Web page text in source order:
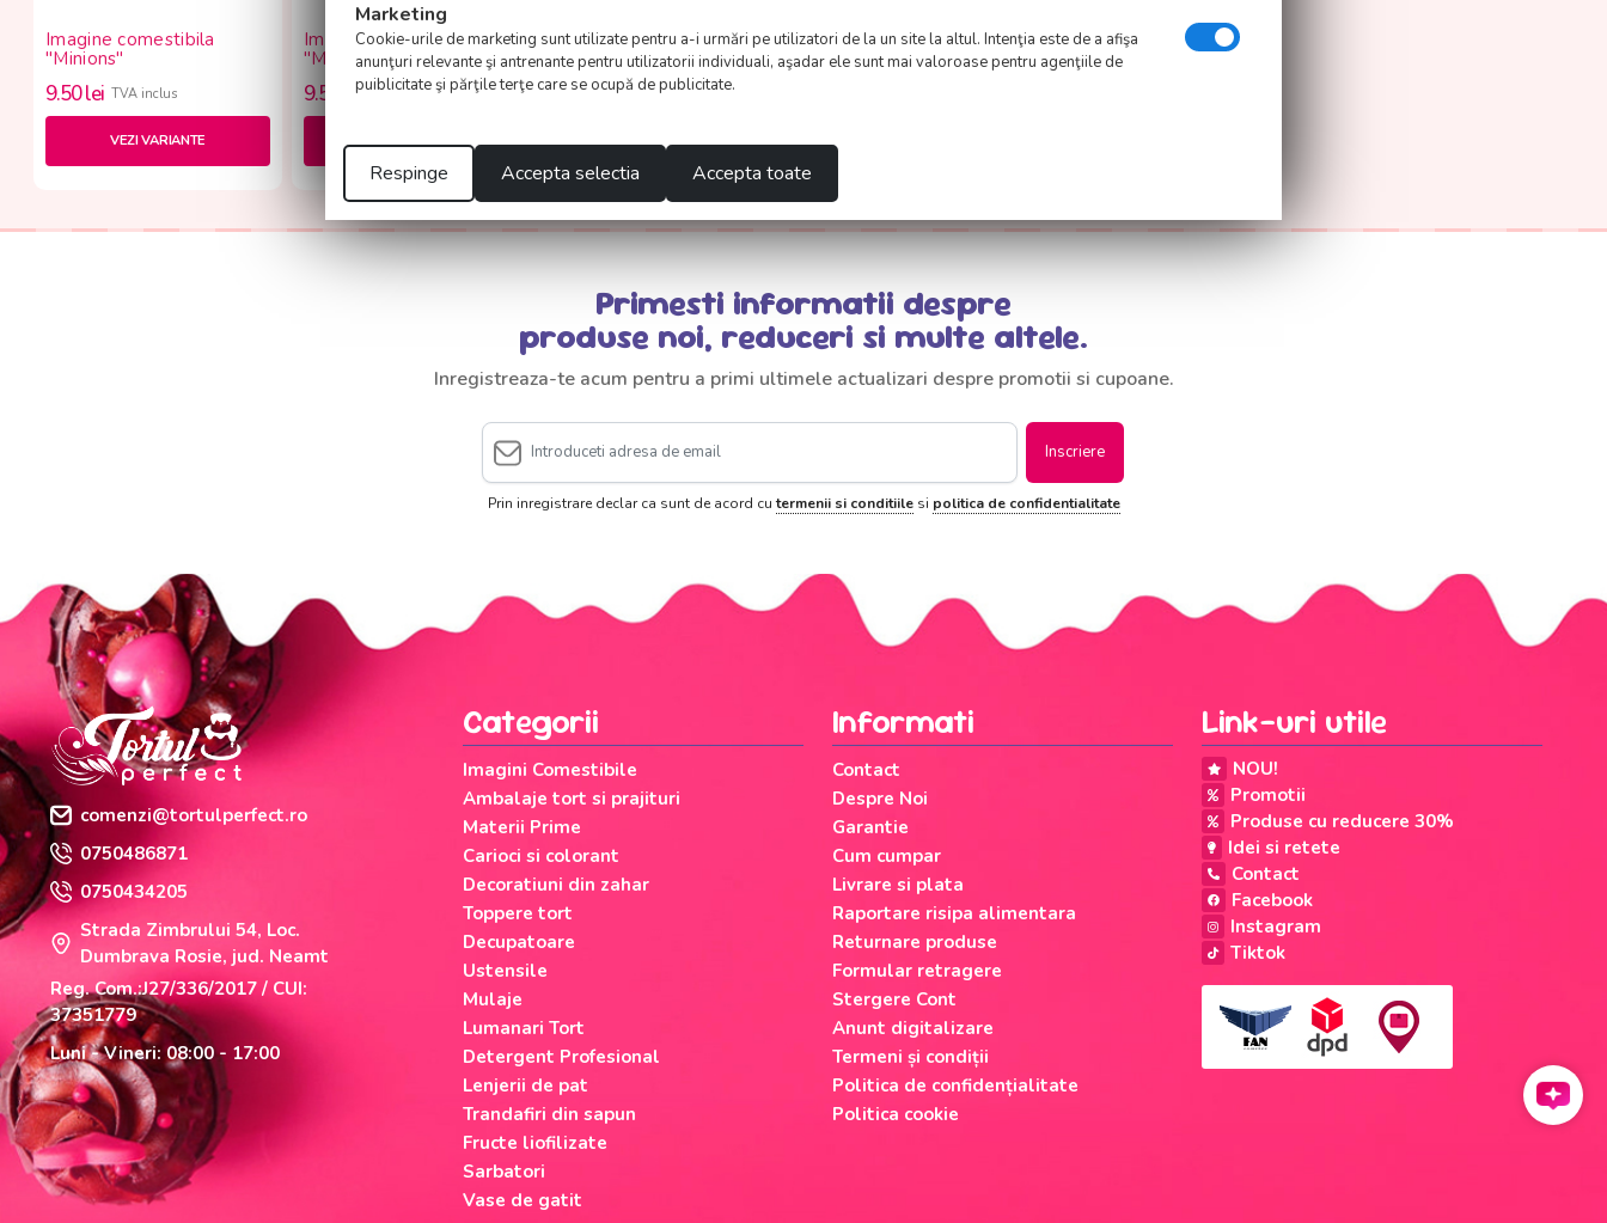
Imagine comestibila
"Minions"
9.50lei TVA inclus
VEZI VARIANTE
Imagine comestibila
"Minions"
9.50 lei TVA inclus
VEZI VARIANTE
Imagine comestibila
"Minions"
9.50lei TVA inclus
VEZI VARIANTE
Imagine comestibila
"Minions"
Primesti informatii despre
produse noi, reduceri si multe altele.
Inregistreaza-te acum pentru a primi ultimele actualizari despre promotii si cupoane.
Inscriere
Prin inregistrare declar ca sunt de acord cutermenii si conditiilesi politica de confidentialitate
comenzi@tortulperfect.ro
0750486871
0750434205
Strada Zimbrului 54, Loc.
Dumbrava Rosie, jud. Neamt
Reg. Com.:J27/336/2017 / CUI:
37351779
Luni - Vineri: 08:00 - 17:00
Categorii
Imagini Comestibile
Ambalaje tort si prajituri
Materii Prime
Carioci si colorant
Decoratiuni din zahar
Toppere tort
Decupatoare
Ustensile
Mulaje
Lumanari Tort
Detergent Profesional
Lenjerii de pat
Trandafiri din sapun
Fructe liofilizate
Sarbatori
Vase de gatit
Informati
Contact
Despre Noi
Garantie
Cum cumpar
Livrare si plata
Raportare risipa alimentara
Returnare produse
Formular retragere
Stergere Cont
Anunt digitalizare
Termeni și condiții
Politica de confidențialitate
Politica cookie
Link-uri utile
NOU!
Promotii
Produse cu reducere 30%
Idei si retete
Contact
Facebook
Instagram
Tiktok
Marketing
Cookie-urile de marketing sunt utilizate pentru a-i urmări pe utilizatori de la un site la altul. Intenţia este de a afişa
anunţuri relevante şi antrenante pentru utilizatorii individuali, aşadar ele sunt mai valoroase pentru agenţiile de
puiblicitate şi părţile terţe care se ocupă de publicitate.
Respinge Accepta selectia Accepta toate